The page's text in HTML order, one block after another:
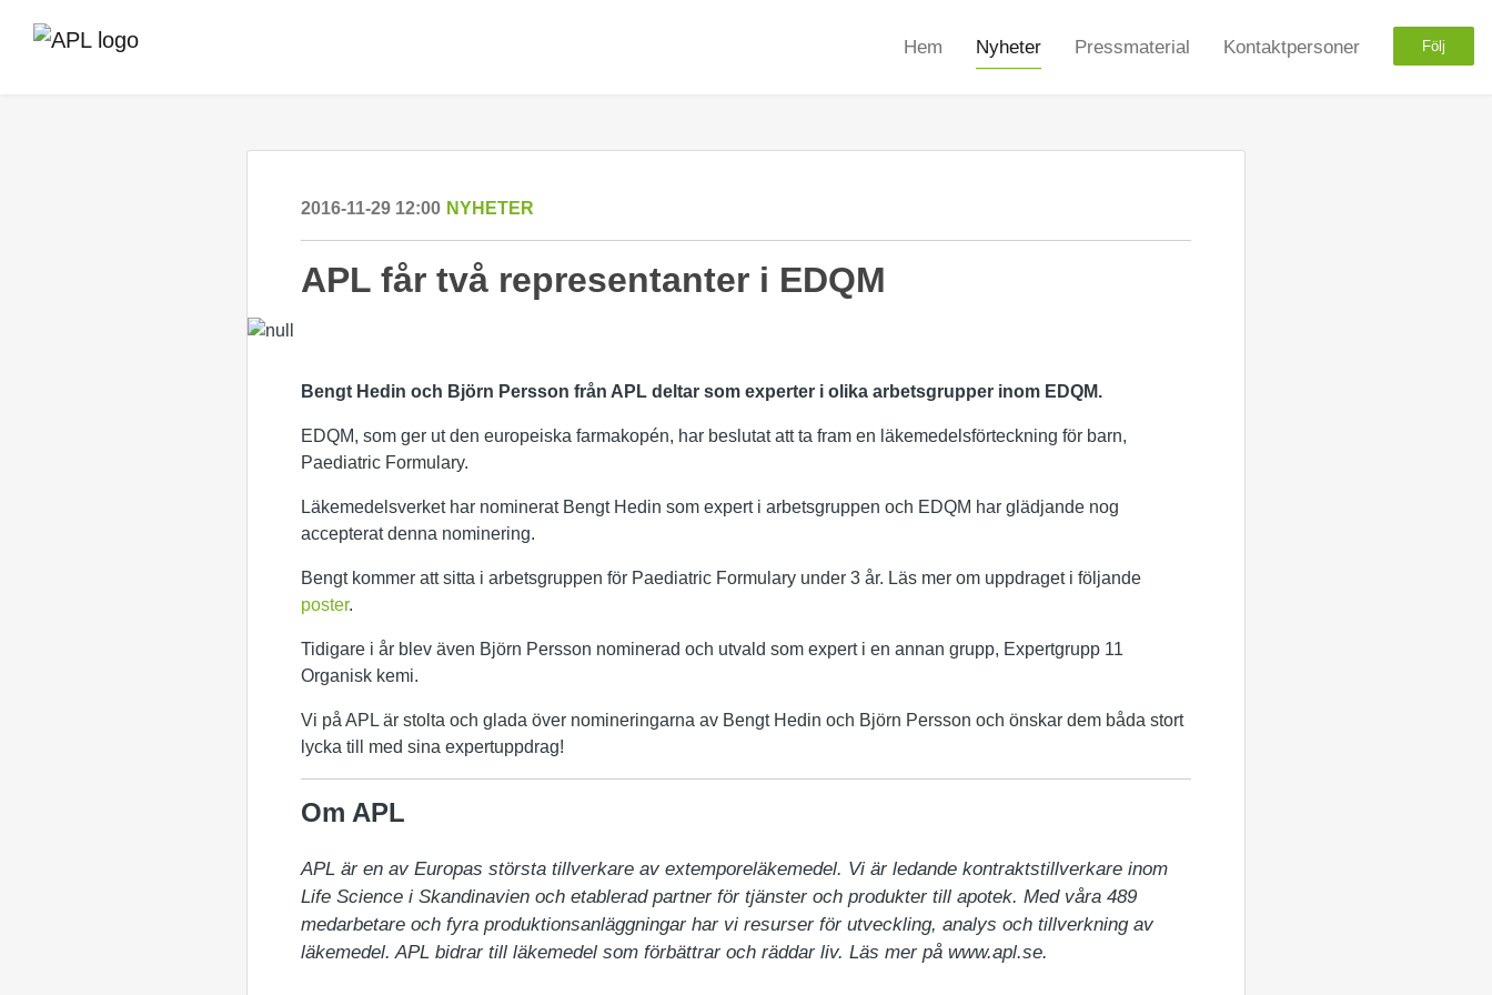
Hem Nyheter Pressmaterial Kontaktpersoner Följ
2016-11-29 12:00 NYHETER
APL får två representanter i EDQM
Bengt Hedin och Björn Persson från APL deltar som experter i olika arbetsgrupper inom EDQM.
EDQM, som ger ut den europeiska farmakopén, har beslutat att ta fram en läkemedelsförteckning för barn,
Paediatric Formulary.
Läkemedelsverket har nominerat Bengt Hedin som expert i arbetsgruppen och EDQM har glädjande nog
accepterat denna nominering.
Bengt kommer att sitta i arbetsgruppen för Paediatric Formulary under 3 år. Läs mer om uppdraget i följande
poster.
Tidigare i år blev även Björn Persson nominerad och utvald som expert i en annan grupp, Expertgrupp 11
Organisk kemi.
Vi på APL är stolta och glada över nomineringarna av Bengt Hedin och Björn Persson och önskar dem båda stort
lycka till med sina expertuppdrag!
Om APL
APL är en av Europas största tillverkare av extemporeläkemedel. Vi är ledande kontraktstillverkare inom
Life Science i Skandinavien och etablerad partner för tjänster och produkter till apotek. Med våra 489
medarbetare och fyra produktionsanläggningar har vi resurser för utveckling, analys och tillverkning av
läkemedel. APL bidrar till läkemedel som förbättrar och räddar liv. Läs mer på www.apl.se.